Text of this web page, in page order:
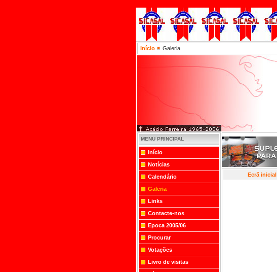
Início Galeria
MENU PRINCIPAL
Início
Notícias
Calendário
Galeria
Links
Contacte-nos
Epoca 2005/06
Procurar
Votações
Livro de visitas
Ecrã inicial